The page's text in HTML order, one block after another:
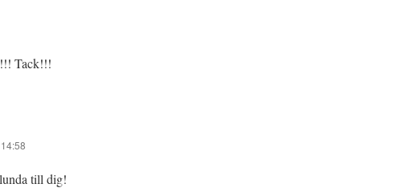
Tack!!!
till dig!